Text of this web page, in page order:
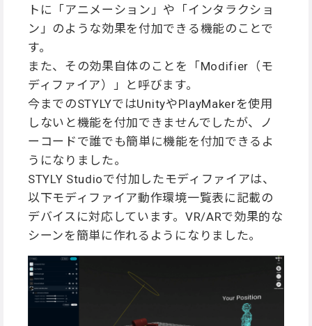
トに「アニメーション」や「インタラクショ
ン」のような効果を付加できる機能のことで
す。
また、その効果自体のことを「Modifier（モ
ディファイア）」と呼びます。
今までのSTYLYではUnityやPlayMakerを使用
しないと機能を付加できませんでしたが、ノ
ーコードで誰でも簡単に機能を付加できるよ
うになりました。
STYLY Studioで付加したモディファイアは、
以下モディファイア動作環境一覧表に記載の
デバイスに対応しています。VR/ARで効果的な
シーンを簡単に作れるようになりました。